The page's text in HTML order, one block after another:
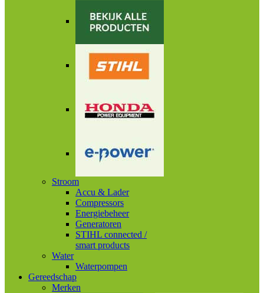
Stroom
Accu & Lader
Compressors
Energiebeheer
Generatoren
STIHL connected /
smart products
Water
Waterpompen
Gereedschap
Merken